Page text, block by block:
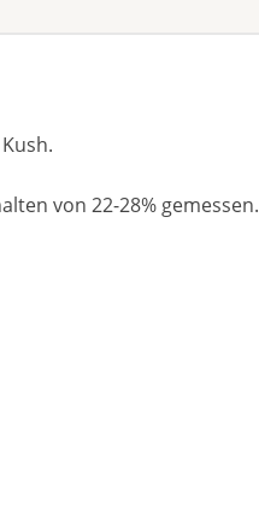
von 22-28% gemessen.